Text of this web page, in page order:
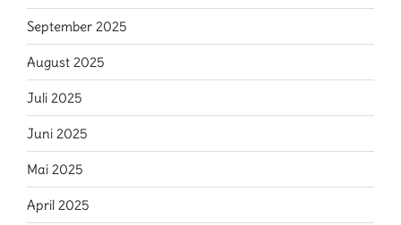
September 2025
August 2025
Juli 2025
Juni 2025
Mai 2025
April 2025